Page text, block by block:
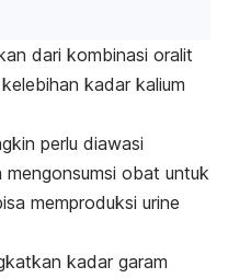
dari kombinasi oralit
kadar kalium
perlu diawasi
obat untuk
memproduksi urine
kadar garam